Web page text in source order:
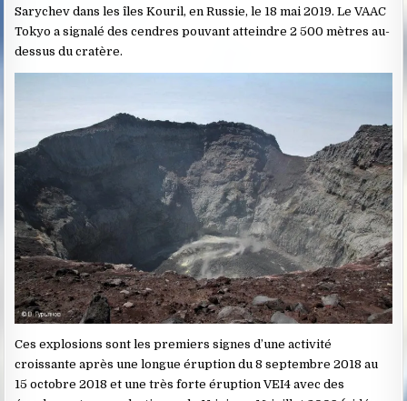
Sarychev dans les îles Kouril, en Russie, le 18 mai 2019. Le VAAC
Tokyo a signalé des cendres pouvant atteindre 2 500 mètres au-
dessus du cratère.
Ces explosions sont les premiers signes d’une activité
croissante après une longue éruption du 8 septembre 2018 au
15 octobre 2018 et une très forte éruption VEI4 avec des